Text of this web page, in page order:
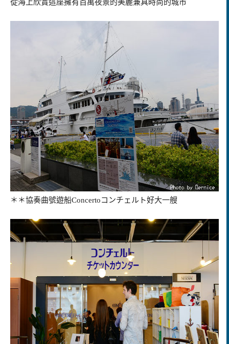
從海上欣賞這座擁有百萬夜景的美麗兼具時尚的城市
＊＊協奏曲號遊船Concertoコンチェルト好大一艘